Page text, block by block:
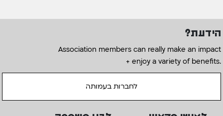
הידעת?
Association members can really make an impact
+ enjoy a variety of benefits.
לחברות בעמותה